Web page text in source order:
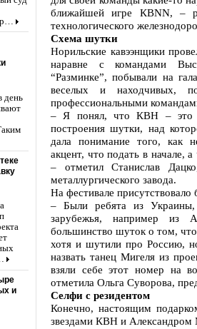
день
и
ближайшей игре КВNN, –
технологического
Схема шутки
Норильские кавээнщики
наравне с командами
“Разминке”, побывали на
веселых и находчивых,
профессиональными
– Я понял, что КВН – это
построения шутки, над
дала понимание того, как
акцент, что подать в начале,
– отметил Станислав
металлургического завода.
На фестивале
– Были ребята из Украины,
зарубежья, например из
большинство шуток о том,
хотя и шутили про Россию,
назвать танец Мигеля из
взяли себе этот номер на
отметила Ольга Суворова,
Селфи с резидентом
Конечно, настоящим
звездами КВН и Александром